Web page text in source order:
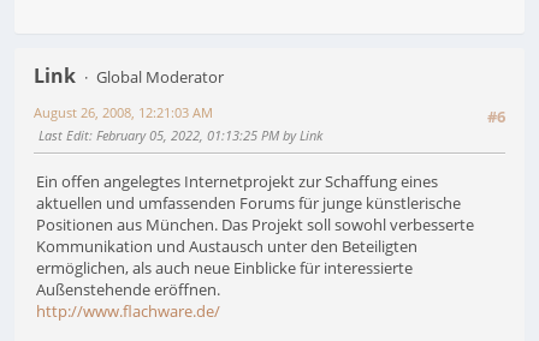
Link
Global Moderator
#6
August 26, 2008, 12:21:03 AM
Last Edit: February 05, 2022, 01:13:25 PM by Link
Ein offen angelegtes Internetprojekt zur Schaffung eines
aktuellen und umfassenden Forums für junge künstlerische
Positionen aus München. Das Projekt soll sowohl verbesserte
Kommunikation und Austausch unter den Beteiligten
ermöglichen, als auch neue Einblicke für interessierte
Außenstehende eröffnen.
http://www.flachware.de/